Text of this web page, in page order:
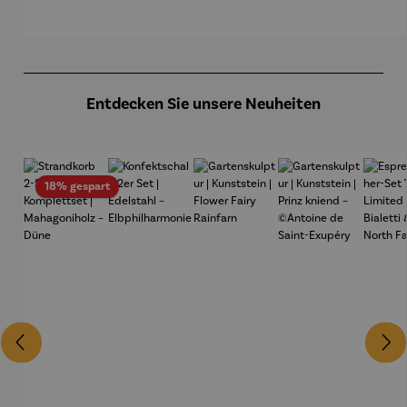
Entdecken Sie unsere Neuheiten
18% gespartRabatt